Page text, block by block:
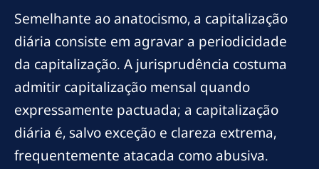
Semelhante ao anatocismo, a capitalização
diária consiste em agravar a periodicidade
da capitalização. A jurisprudência costuma
admitir capitalização mensal quando
expressamente pactuada; a capitalização
diária é, salvo exceção e clareza extrema,
frequentemente atacada como abusiva.